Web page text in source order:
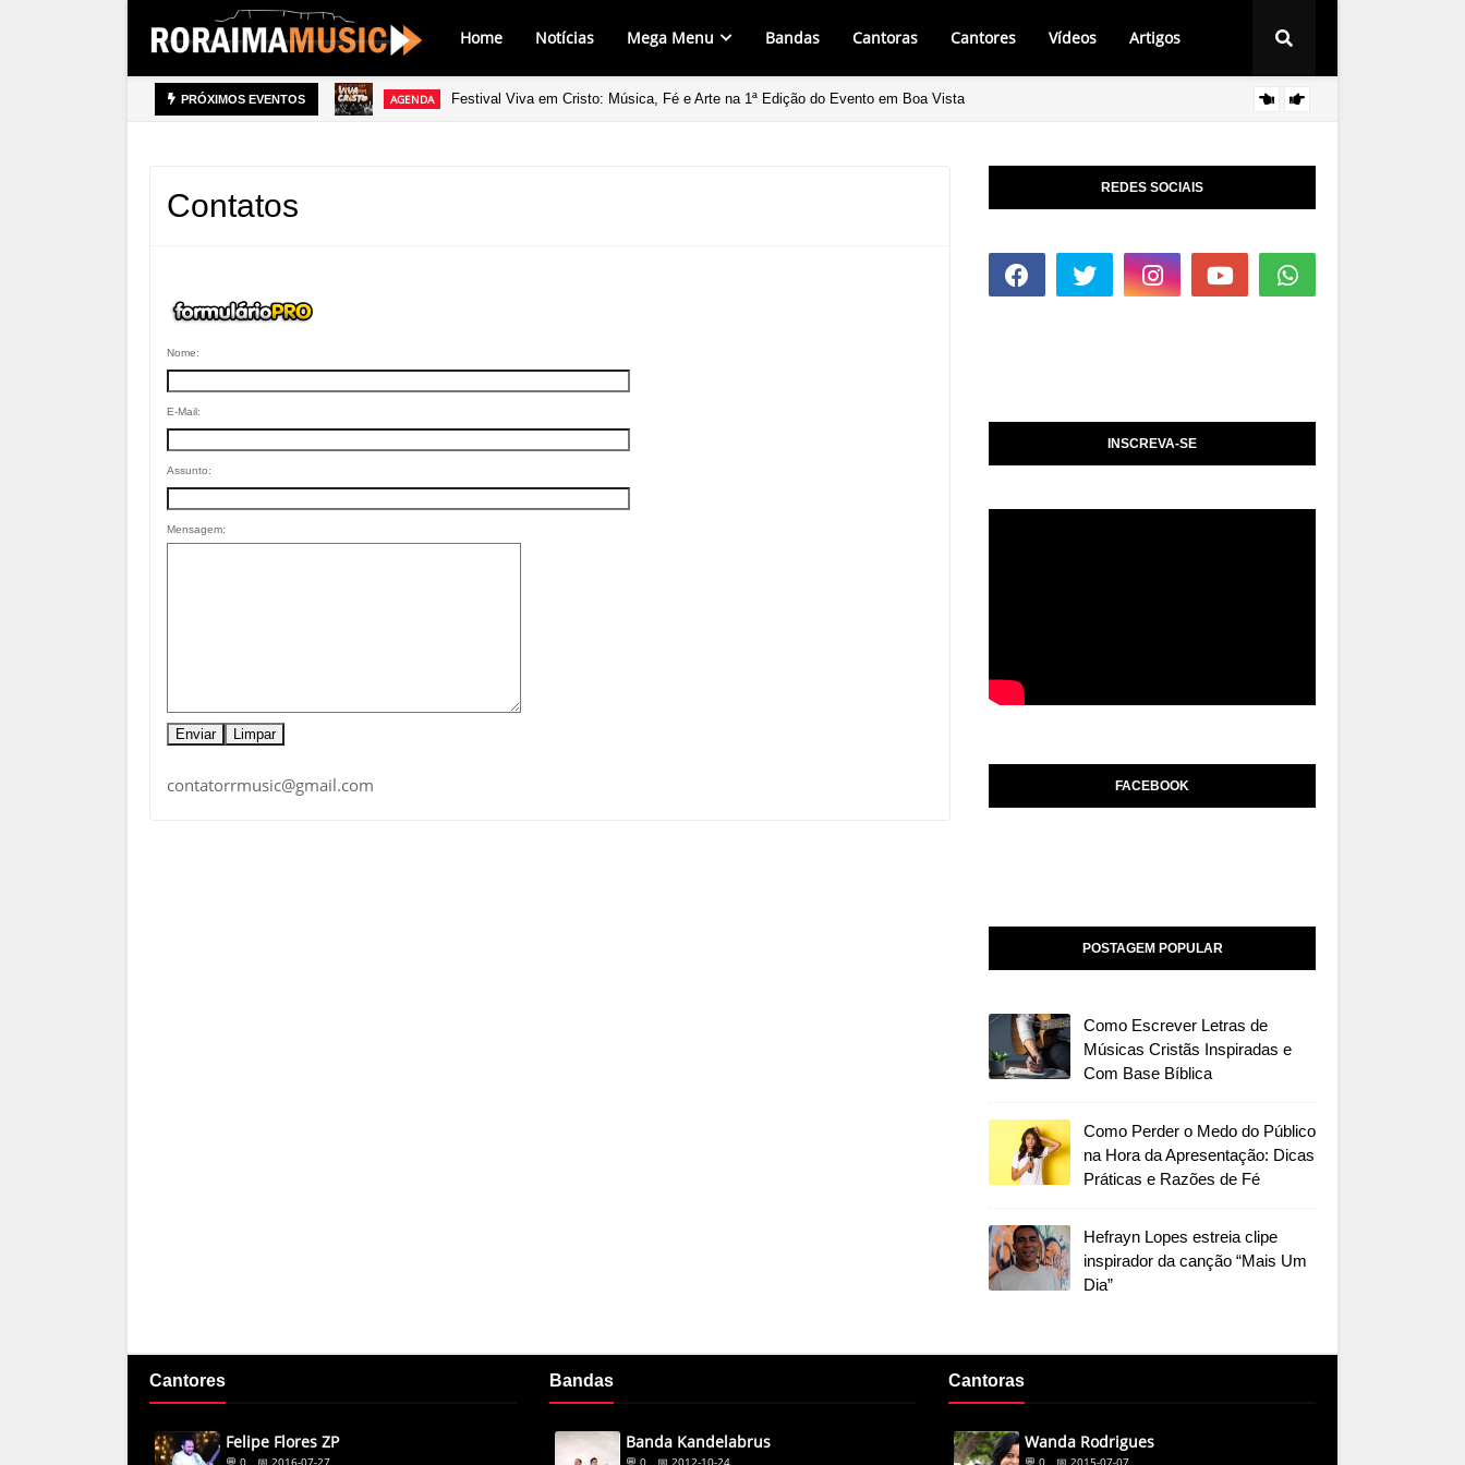
Home Notícias Mega Menu Bandas Cantoras Cantores Vídeos Artigos
PRÓXIMOS EVENTOS
AGENDA
Contatos
Nome:
E-Mail:
Assunto:
Mensagem:
contatorrmusic@gmail.com
REDES SOCIAIS
INSCREVA-SE
FACEBOOK
POSTAGEM POPULAR
Como Escrever Letras de
Músicas Cristãs Inspiradas e
Com Base Bíblica
Como Perder o Medo do Público
na Hora da Apresentação: Dicas
Práticas e Razões de Fé
Hefrayn Lopes estreia clipe
inspirador da canção “Mais Um
Dia”
Cantores
Felipe Flores ZP
💬 0 📅 2016-07-27
Bandas
Banda Kandelabrus
💬 0 📅 2012-10-24
Cantoras
Wanda Rodrigues
💬 0 📅 2015-07-07